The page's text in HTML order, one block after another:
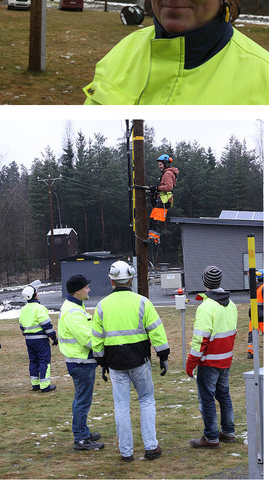
Sisustaminen ja pintakäsittely
Sosiaali- ja terveysala
Sähköala
Neljän kuukauden koulutus toi
työpaikan
Valmiutta vikatilanteisiin Pirhalle
Sähköalalle isän jalanjäljissä
Opiskelu kannattaa
Sähköverkkoasentajan työpäivä
Oma juttu löytyi
suurjänniteosaajakoulutuksesta
Opiskelijan Terveiset Lontoosta
Täsmäkoulutus Carunan tarpeeseen
Sähköverkkoalan toimijoiden
tukikohta
Sähköasema ja voimajohdot
Kaapelikelavaunu TAKKin
sähkökentälle
Sähköasentajien harjoitustila
Fingrid valitsi TAKKin
koulutuskumppaniksi
Mikrokanavatekniikan harjoitusalue
Sähkökenttä yritysyhteistyöhön
Vaasalaiset opissa TAKKin